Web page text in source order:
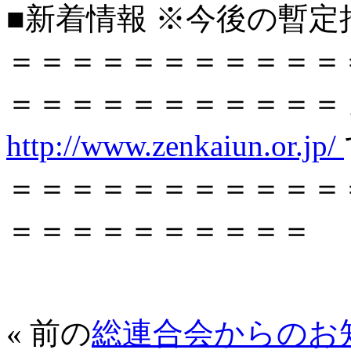
■新着情報 ※今後の暫定
＝＝＝＝＝＝＝＝＝＝
＝＝＝＝＝＝＝＝＝＝
http://www.zenkaiun.or.jp/
＝＝＝＝＝＝＝＝＝＝
＝＝＝＝＝＝＝＝＝＝
« 前の総連合会からのお